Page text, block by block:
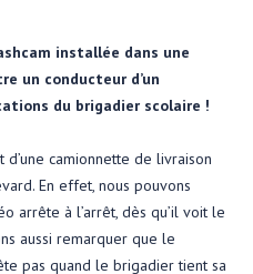
installée dans une
un conducteur d’un
du brigadier scolaire !
d’une camionnette de livraison
En effet, nous pouvons
arrête à l’arrêt, dès qu’il voit le
aussi remarquer que le
pas quand le brigadier tient sa